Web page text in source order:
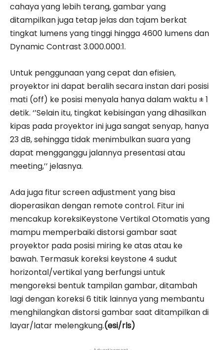
cahaya yang lebih terang, gambar yang
ditampilkan juga tetap jelas dan tajam berkat
tingkat lumens yang tinggi hingga 4600 lumens dan
Dynamic Contrast 3.000.000:1.
Untuk penggunaan yang cepat dan efisien,
proyektor ini dapat beralih secara instan dari posisi
mati (off) ke posisi menyala hanya dalam waktu ± 1
detik. ‘’Selain itu, tingkat kebisingan yang dihasilkan
kipas pada proyektor ini juga sangat senyap, hanya
23 dB, sehingga tidak menimbulkan suara yang
dapat mengganggu jalannya presentasi atau
meeting,’’ jelasnya.
Ada juga fitur screen adjustment yang bisa
dioperasikan dengan remote control. Fitur ini
mencakup koreksiKeystone Vertikal Otomatis yang
mampu memperbaiki distorsi gambar saat
proyektor pada posisi miring ke atas atau ke
bawah. Termasuk koreksi keystone 4 sudut
horizontal/vertikal yang berfungsi untuk
mengoreksi bentuk tampilan gambar, ditambah
lagi dengan koreksi 6 titik lainnya yang membantu
menghilangkan distorsi gambar saat ditampilkan di
layar/latar melengkung.(esi/rls)